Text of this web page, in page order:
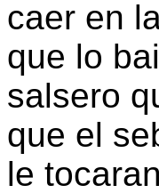
caer en
que lo
salsero
que el
le